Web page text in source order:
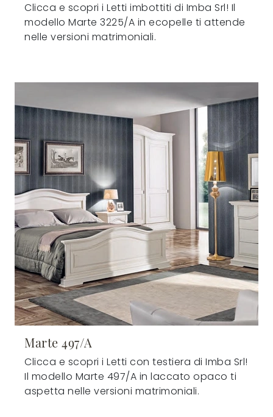
Clicca e scopri i Letti imbottiti di Imba Srl! Il
modello Marte 3225/A in ecopelle ti attende
nelle versioni matrimoniali.
Marte 497/A
Clicca e scopri i Letti con testiera di Imba Srl!
Il modello Marte 497/A in laccato opaco ti
aspetta nelle versioni matrimoniali.